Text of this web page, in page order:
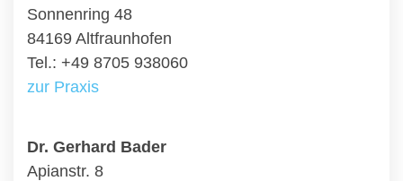
Sonnenring 48
84169 Altfraunhofen
Tel.: +49 8705 938060
zur Praxis
Dr. Gerhard Bader
Apianstr. 8